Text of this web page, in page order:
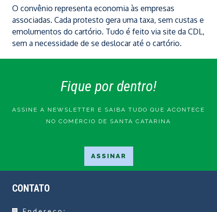
O convênio representa economia às empresas
associadas. Cada protesto gera uma taxa, sem custas e
emolumentos do cartório. Tudo é feito via site da CDL,
sem a necessidade de se deslocar até o cartório.
Fique por dentro!
ASSINE A NEWSLETTER E SAIBA TUDO QUE ACONTECE
NO COMÉRCIO DE SANTA CATARINA
CONTATO